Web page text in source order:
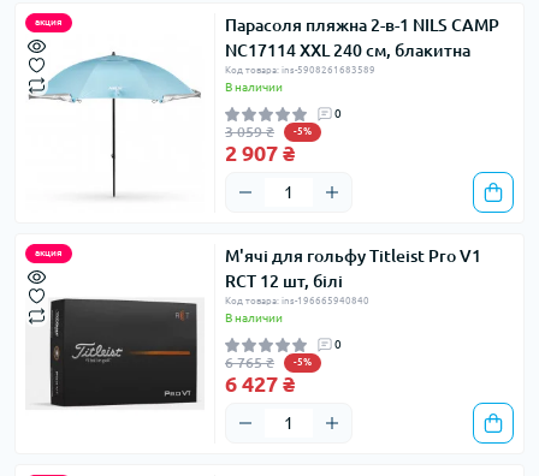
акция
Парасоля пляжна 2-в-1 NILS CAMP
NC17114 XXL 240 см, блакитна
Код товара: ins-5908261683589
В наличии
0
3 059 ₴ -5%
2 907 ₴
акция
М'ячі для гольфу Titleist Pro V1
RCT 12 шт, білі
Код товара: ins-196665940840
В наличии
0
6 765 ₴ -5%
6 427 ₴